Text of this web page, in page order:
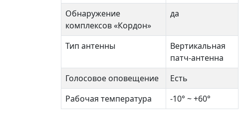
Обнаружение
комплексов «Кордон»
да
Тип антенны
Вертикальная
патч-антенна
Голосовое оповещение
Есть
Рабочая температура
-10° ~ +60°